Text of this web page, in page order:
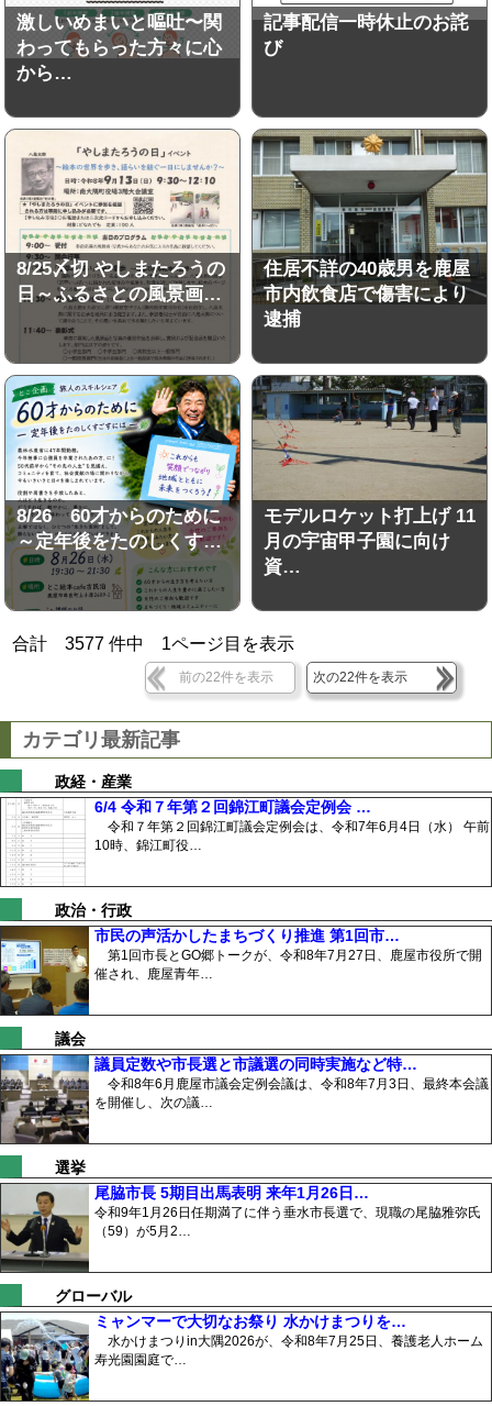
激しいめまいと嘔吐〜関
わってもらった方々に心
から…
記事配信一時休止のお詫
び
8/25〆切 やしまたろうの
日～ふるさとの風景画…
住居不詳の40歳男を鹿屋
市内飲食店で傷害により
逮捕
8/26 60才からのために
～定年後をたのしくす…
モデルロケット打上げ 11
月の宇宙甲子園に向け
資…
合計3577 件中 1ページ目を表示
前の22件を表示 次の22件を表示
カテゴリ最新記事
政経・産業
6/4 令和７年第２回錦江町議会定例会 …
令和７年第２回錦江町議会定例会は、令和7年6月4日（水） 午前
10時、錦江町役…
政治・行政
市民の声活かしたまちづくり推進 第1回市…
第1回市長とGO郷トークが、令和8年7月27日、鹿屋市役所で開
催され、鹿屋青年…
議会
議員定数や市長選と市議選の同時実施など特…
令和8年6月鹿屋市議会定例会議は、令和8年7月3日、最終本会議
を開催し、次の議…
選挙
尾脇市長 5期目出馬表明 来年1月26日…
令和9年1月26日任期満了に伴う垂水市長選で、現職の尾脇雅弥氏
（59）が5月2…
グローバル
ミャンマーで大切なお祭り 水かけまつりを…
水かけまつりin大隅2026が、令和8年7月25日、養護老人ホーム
寿光園園庭で…